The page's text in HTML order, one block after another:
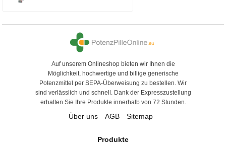
Auf unserem Onlineshop bieten wir Ihnen die
Möglichkeit, hochwertige und billige generische
Potenzmittel per SEPA-Überweisung zu bestellen. Wir
sind verlässlich und schnell. Dank der Expresszustellung
erhalten Sie Ihre Produkte innerhalb von 72 Stunden.
Über uns AGB Sitemap
Produkte